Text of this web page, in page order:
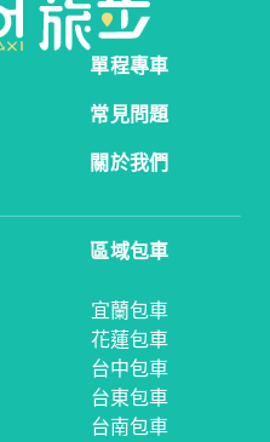
單程專車
常見問題
關於我們
區域包車
宜蘭包車
花蓮包車
台中包車
台東包車
台南包車